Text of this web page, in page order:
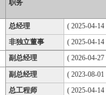
职务
总经理
( 2025-04-
非独立董事
( 2025-04-
副总经理 ( 2026-04-
副总经理
( 2023-08-
总工程师
( 2025-04-